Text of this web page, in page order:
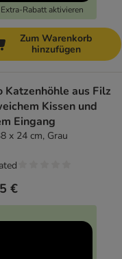
Rabatt aktivieren
Zum Warenkorb
hinzufügen
Katzenhöhle aus Filz
Kissen und
Eingang
x 24 cm, Grau
€